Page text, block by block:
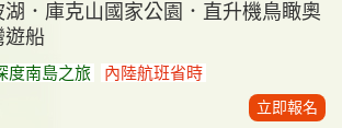
．庫克山國家公園．直升機鳥瞰奧
遊船
度南島之旅 內陸航班省時
立即報名